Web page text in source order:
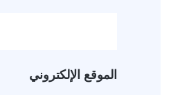
الموقع الإلكتروني